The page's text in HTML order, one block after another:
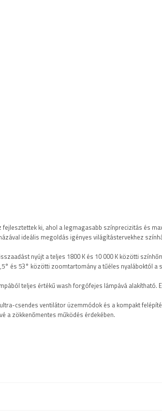
ki, ahol a legmagasabb színprecizitás és
ideális megoldás igényes világítástervekhez
nyújt a teljes 1800 K és 10 000 K közötti
és 53° közötti zoomtartomány a tűéles nyaláboktól a
teljes értékű wash forgófejes lámpává alakítható.
csendes ventilátor üzemmódok és a kompakt
a zökkenőmentes működés érdekében.